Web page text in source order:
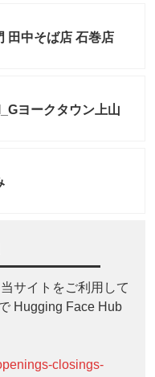
田中そば店 石巻店
ヨークタウン上山
サイトをご利用して
Hugging Face Hub
closings-